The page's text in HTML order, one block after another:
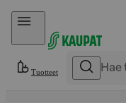
Hyppää sisältöön
Tuotteet